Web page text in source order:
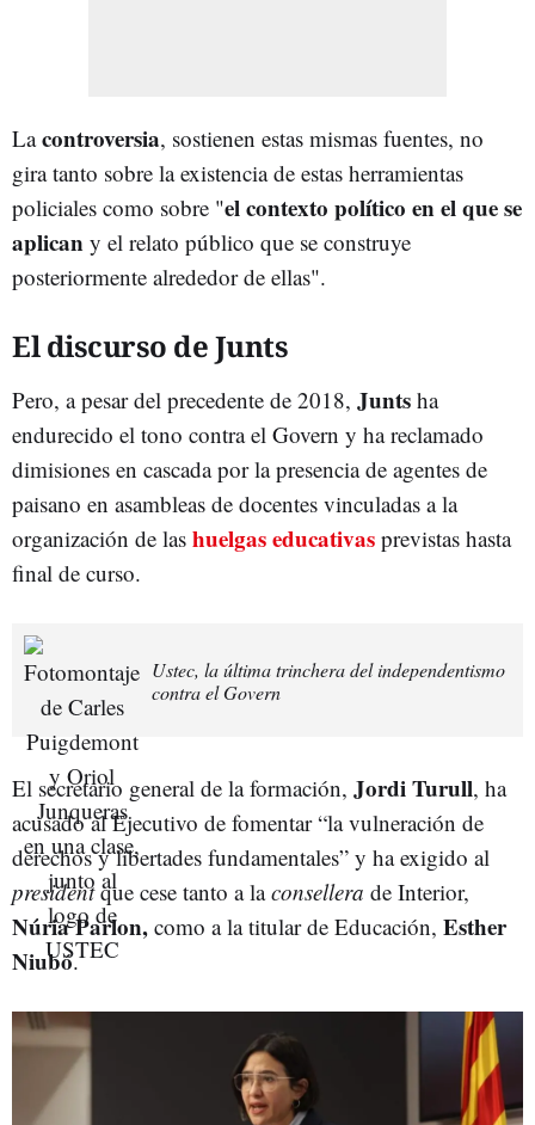
Lacontroversia, sostienen estas mismas fuentes, no
gira tanto sobre la existencia de estas herramientas
policiales como sobre "el contexto político en el que se
aplican y el relato público que se construye
posteriormente alrededor de ellas".
El discurso de Junts
Pero, a pesar del precedente de 2018, Junts ha
endurecido el tono contra el Govern y ha reclamado
dimisiones en cascada por la presencia de agentes de
paisano en asambleas de docentes vinculadas a la
organización de las huelgas educativas previstas hasta
final de curso.
Ustec, la última trinchera del independentismo
contra el Govern
El secretario general de la formación, Jordi Turull, ha
acusado al Ejecutivo de fomentar “la vulneración de
derechos y libertades fundamentales” y ha exigido al
presidentque cese tanto a laconsellera de Interior,
Núria Parlon, como a la titular de Educación, Esther
Niubó.